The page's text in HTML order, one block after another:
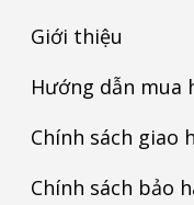
Giới thiệu
Hướng dẫn mua
Chính sách giao
Chính sách bảo